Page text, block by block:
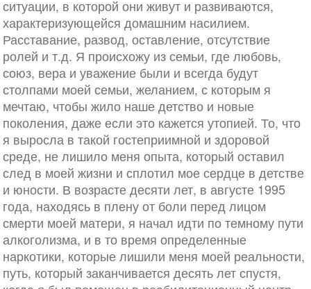
ситуации, в которой они живут и развиваются,
характеризующейся домашним насилием.
Расставание, развод, оставление, отсутствие
ролей и т.д. Я происхожу из семьи, где любовь,
союз, вера и уважение были и всегда будут
столпами моей семьи, желанием, с которым я
мечтаю, чтобы жило наше детство и новые
поколения, даже если это кажется утопией. То, что
я выросла в такой гостеприимной и здоровой
среде, не лишило меня опыта, который оставил
след в моей жизни и сплотил мое сердце в детстве
и юности. В возрасте десяти лет, в августе 1995
года, находясь в плену от боли перед лицом
смерти моей матери, я начал идти по темному пути
алкоголизма, и в то время определенные
наркотики, которые лишили меня моей реальности,
путь, который заканчивается десять лет спустя,